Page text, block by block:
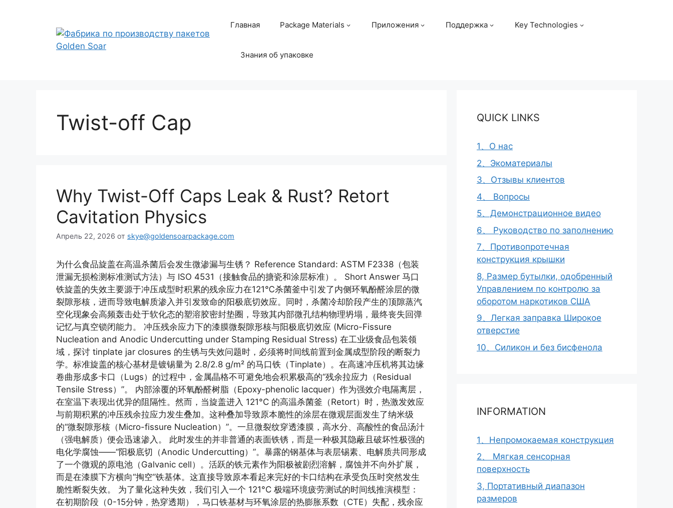
содержимому
Главная Package Materials Приложения Поддержка Key Technologies
Знания об упаковке
Twist-off Cap
Why Twist-Off Caps Leak & Rust? Retort
Cavitation Physics
Апрель 22, 2026 от skye@goldensoarpackage.com
为什么食品旋盖在高温杀菌后会发生微渗漏与生锈？ Reference Standard: ASTM F2338（包装
泄漏无损检测标准测试方法）与 ISO 4531（接触食品的搪瓷和涂层标准）。 Short Answer 马口
铁旋盖的失效主要源于冲压成型时积累的残余应力在121℃杀菌釜中引发了内侧环氧酚醛涂层的微
裂隙形核，进而导致电解质渗入并引发致命的阳极底切效应。同时，杀菌冷却阶段产生的顶隙蒸汽
空化现象会高频轰击处于软化态的塑溶胶密封垫圈，导致其内部微孔结构物理坍塌，最终丧失回弹
记忆与真空锁闭能力。 冲压残余应力下的漆膜微裂隙形核与阳极底切效应 (Micro-Fissure
Nucleation and Anodic Undercutting under Stamping Residual Stress) 在工业级食品包装领
域，探讨 tinplate jar closures 的生锈与失效问题时，必须将时间线前置到金属成型阶段的断裂力
学。标准旋盖的核心基材是镀锡量为 2.8/2.8 g/m² 的马口铁（Tinplate）。在高速冲压机将其边缘
卷曲形成多卡口（Lugs）的过程中，金属晶格不可避免地会积累极高的“残余拉应力（Residual
Tensile Stress）”。 内部涂覆的环氧酚醛树脂（Epoxy-phenolic lacquer）作为强效介电隔离层，
在室温下表现出优异的阻隔性。然而，当旋盖进入 121°C 的高温杀菌釜（Retort）时，热激发效应
与前期积累的冲压残余拉应力发生叠加。这种叠加导致原本脆性的涂层在微观层面发生了纳米级
的“微裂隙形核（Micro-fissure Nucleation）”。一旦微裂纹穿透漆膜，高水分、高酸性的食品汤汁
（强电解质）便会迅速渗入。 此时发生的并非普通的表面铁锈，而是一种极其隐蔽且破坏性极强的
电化学腐蚀——“阳极底切（Anodic Undercutting）”。暴露的钢基体与表层锡素、电解质共同形成
了一个微观的原电池（Galvanic cell）。活跃的铁元素作为阳极被剧烈溶解，腐蚀并不向外扩展，
而是在漆膜下方横向“掏空”铁基体。这直接导致原本看起来完好的卡口结构在承受负压时突然发生
脆性断裂失效。 为了量化这种失效，我们引入一个 121°C 极端环境疲劳测试的时间线推演模型：
在初期阶段（0-15分钟，热穿透期），马口铁基材与环氧涂层的热膨胀系数（CTE）失配，残余应
QUICK LINKS
1、О нас
2、Экоматериалы
3、Отзывы клиентов
4、 Вопросы
5、Демонстрационное видео
6、 Руководство по заполнению
7、Противопротечная
конструкция крышки
8, Размер бутылки, одобренный
Управлением по контролю за
оборотом наркотиков США
9、Легкая заправка Широкое
отверстие
10、Силикон и без бисфенола
INFORMATION
1、Непромокаемая конструкция
2、 Мягкая сенсорная
поверхность
3, Портативный диапазон
размеров